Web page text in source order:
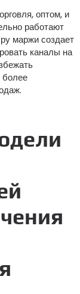
оптом, и
работают
маржи создает
каналы на
более